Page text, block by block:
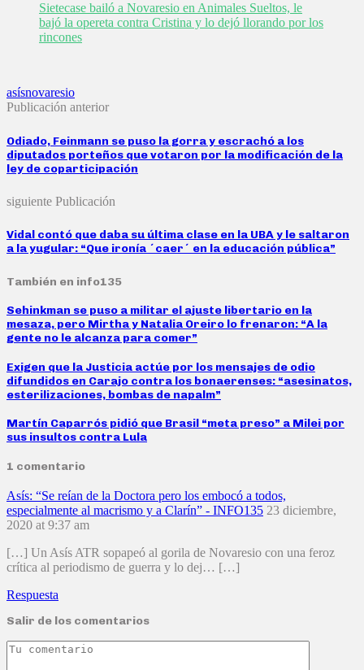
Sietecase bailó a Novaresio en Animales Sueltos, le
bajó la opereta contra Cristina y lo dejó llorando por los
rincones
asísnovaresio
Publicación anterior
Odiado, Feinmann se puso la gorra y escrachó a los
diputados porteños que votaron por la modificación de la
ley de coparticipación
siguiente Publicación
Vidal contó que daba su última clase en la UBA y le saltaron
a la yugular: “Que ironía ´caer´ en la educación pública”
También en info135
Sehinkman se puso a militar el ajuste libertario en la
mesaza, pero Mirtha y Natalia Oreiro lo frenaron: “A la
gente no le alcanza para comer”
Exigen que la Justicia actúe por los mensajes de odio
difundidos en Carajo contra los bonaerenses: “asesinatos,
esterilizaciones, bombas de napalm”
Martín Caparrós pidió que Brasil “meta preso” a Milei por
sus insultos contra Lula
1 comentario
Asís: “Se reían de la Doctora pero los embocó a todos,
especialmente al macrismo y a Clarín” - INFO135 23 diciembre,
2020 at 9:37 am
[…] Un Asís ATR sopapeó al gorila de Novaresio con una feroz
crítica al periodismo de guerra y lo dej… […]
Respuesta
Salir de los comentarios